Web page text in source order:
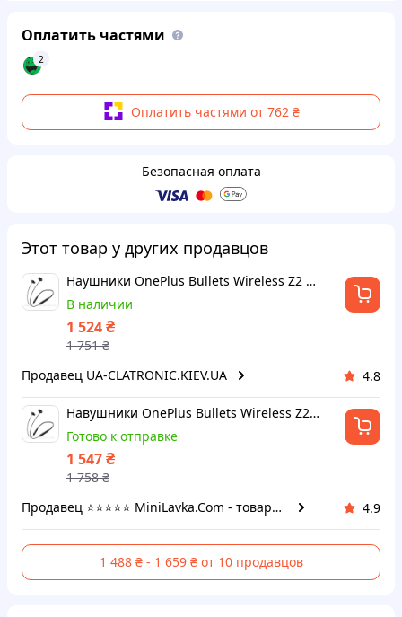
Оплатить частями
2
Оплатить частями от 762 ₴
Безопасная оплата
Этот товар у других продавцов
Наушники OnePlus Bullets Wireless Z2 black
В наличии
1 524₴
1 751₴
Продавец UA-CLATRONIC.KIEV.UA
4.8
Навушники OnePlus Bullets Wireless Z2 black - MiniLavka
Готово к отправке
1 547₴
1 758₴
Продавец ⭐️⭐️⭐️⭐️⭐️ MiniLavka.Com - товары для дома!
4.9
1 488 ₴ - 1 659 ₴ от 10 продавцов